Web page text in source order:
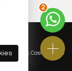
: Castel Digital
2